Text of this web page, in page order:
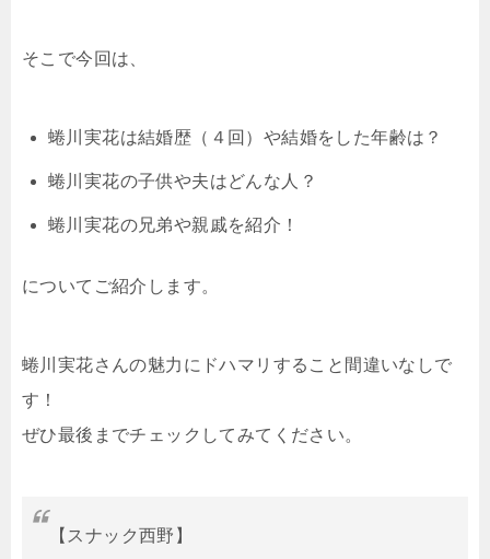
そこで今回は、
蜷川実花は結婚歴（４回）や結婚をした年齢は？
蜷川実花の子供や夫はどんな人？
蜷川実花の兄弟や親戚を紹介！
についてご紹介します。
蜷川実花さんの魅力にドハマリすること間違いなしで
す！
ぜひ最後までチェックしてみてください。
【スナック西野】